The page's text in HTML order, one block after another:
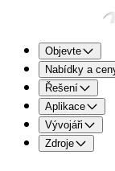
Objevte
Nabídky a
Řešení
Aplikace
Vývojáři
Zdroje